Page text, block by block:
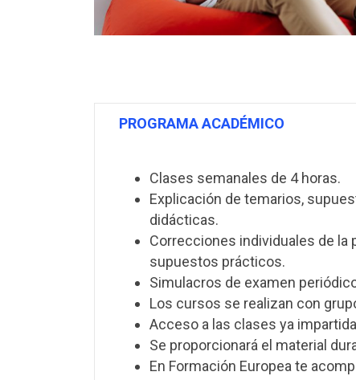
PROGRAMA ACADÉMICO
Clases semanales de 4 horas.
Explicación de temarios,
didácticas.
Correcciones individuales de la
supuestos prácticos.
Simulacros de examen
Los cursos se realizan con
Acceso a las clases ya
Se proporcionará el material
En Formación Europea te